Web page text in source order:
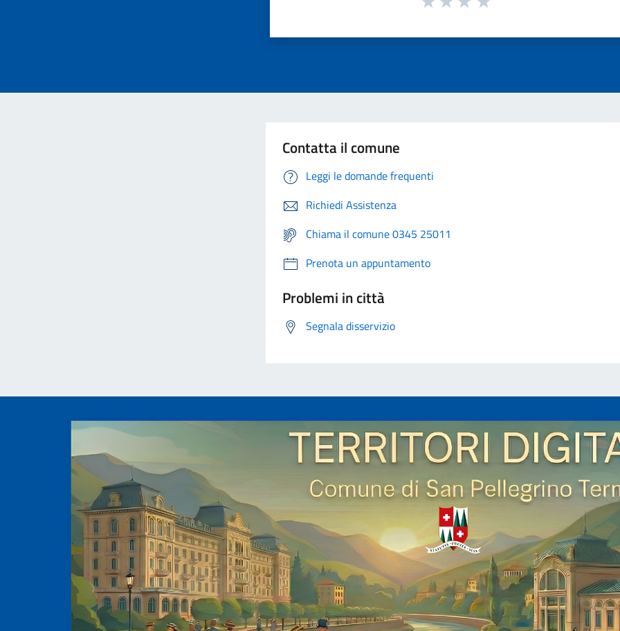
Contatta il comune
Leggi le domande frequenti
Richiedi Assistenza
Chiama il comune 0345 25011
Prenota un appuntamento
Problemi in città
Segnala disservizio